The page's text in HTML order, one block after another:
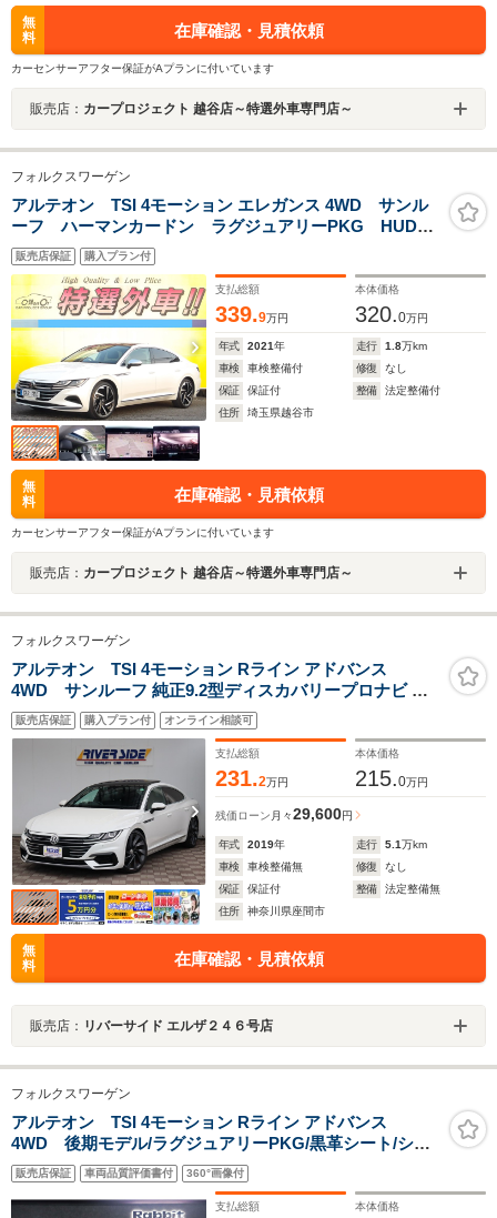
無
料
在庫確認・見積依頼
カーセンサーアフター保証がAプランに付いています
販売店： カープロジェクト 越谷店～特選外車専門店～
フォルクスワーゲン
アルテオン TSI 4モーション エレガンス 4WD サンル
ーフ ハーマンカードン ラグジュアリーPKG HUD
ナビ 360度カメラ パーキングアシスト 黒革 ハンド
ル&シートヒーター 電動リアゲート AppleCarPlay
USB Bluetooth ワイヤレス充電 ACC ETC LED
販売店保証 購入プラン付
支払総額
339.9万円
本体価格
320.0万円
年式 2021年 走行 1.8万km
車検
車検整備付 修復
なし
保証
保証付 整備
法定整備付
住所
埼玉県越谷市
無
料
在庫確認・見積依頼
カーセンサーアフター保証がAプランに付いています
販売店： カープロジェクト 越谷店～特選外車専門店～
フォルクスワーゲン
アルテオン TSI 4モーション Rライン アドバンス
4WD サンルーフ 純正9.2型ディスカバリープロナビ カ
ープレイ ディナウディオ 全方位カメラ ETC 専用レザー
シート LEDライト 20AW スマートキー シートヒーター
パワーシート アダプティブクルコン 当店下取り車
販売店保証 購入プラン付 オンライン相談可
支払総額
231.2万円
本体価格
215.0万円
残価ローン 月々29,600円
年式 2019年 走行 5.1万km
車検
車検整備無 修復
なし
保証
保証付 整備
法定整備無
住所
神奈川県座間市
無
料
在庫確認・見積依頼
販売店： リバーサイド エルザ２４６号店
フォルクスワーゲン
アルテオン TSI 4モーション Rライン アドバンス
4WD 後期モデル/ラグジュアリーPKG/黒革シート/シー
トヒーター/サンルーフ/ハーマンカードン/バーチャルコッ
クピット/純正ナビ/全方向カメラ/LEDヘッドライト/純正
20AW/Pトランク/ACC
販売店保証 車両品質評価書付 360°画像付
支払総額 本体価格